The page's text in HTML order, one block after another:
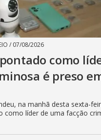
/ 07/08/2026
como
é preso
na manhã desta sexta-
como líder de uma facção